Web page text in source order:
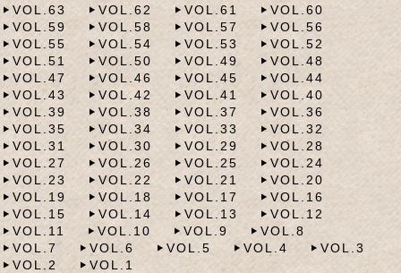
VOL.63 VOL.62 VOL.61
VOL.60
VOL.59
VOL.58 VOL.57
VOL.56
VOL.55
VOL.54 VOL.53
VOL.52
VOL.51
VOL.50 VOL.49
VOL.48
VOL.47
VOL.46 VOL.45
VOL.44
VOL.43
VOL.42 VOL.41
VOL.40
VOL.39
VOL.38 VOL.37
VOL.36
VOL.35
VOL.34 VOL.33
VOL.32
VOL.31
VOL.30 VOL.29
VOL.28
VOL.27
VOL.26 VOL.25
VOL.24
VOL.23
VOL.22 VOL.21
VOL.20
VOL.19
VOL.18 VOL.17
VOL.16
VOL.15
VOL.14 VOL.13
VOL.12
VOL.11
VOL.10 VOL.9
VOL.8
VOL.7
VOL.6 VOL.5 VOL.4
VOL.3
VOL.2
VOL.1